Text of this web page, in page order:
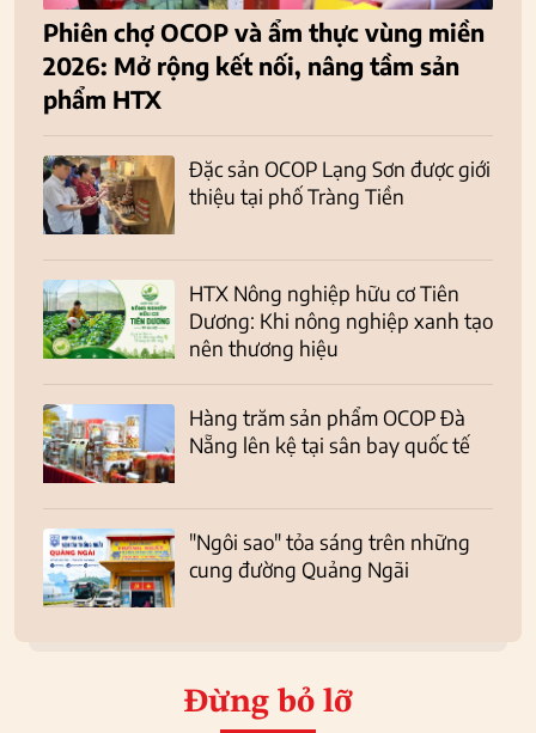
Phiên chợ OCOP và ẩm thực vùng miền
2026: Mở rộng kết nối, nâng tầm sản
phẩm HTX
Đặc sản OCOP Lạng Sơn được giới
thiệu tại phố Tràng Tiền
HTX Nông nghiệp hữu cơ Tiên
Dương: Khi nông nghiệp xanh tạo
nên thương hiệu
Hàng trăm sản phẩm OCOP Đà
Nẵng lên kệ tại sân bay quốc tế
"Ngôi sao" tỏa sáng trên những
cung đường Quảng Ngãi
Đừng bỏ lỡ